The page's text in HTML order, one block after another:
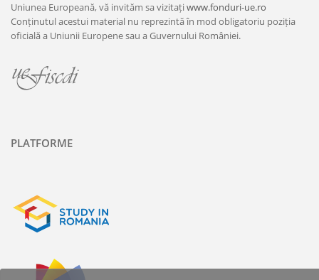
Uniunea Europeană, vă invităm sa vizitațiwww.fonduri-ue.ro
Conținutul acestui material nu reprezintă în mod obligatoriu poziția
oficială a Uniunii Europene sau a Guvernului României.
PLATFORME